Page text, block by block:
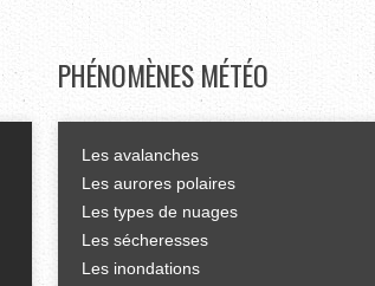
PHÉNOMÈNES MÉTÉO
Les avalanches
Les aurores polaires
Les types de nuages
Les sécheresses
Les inondations